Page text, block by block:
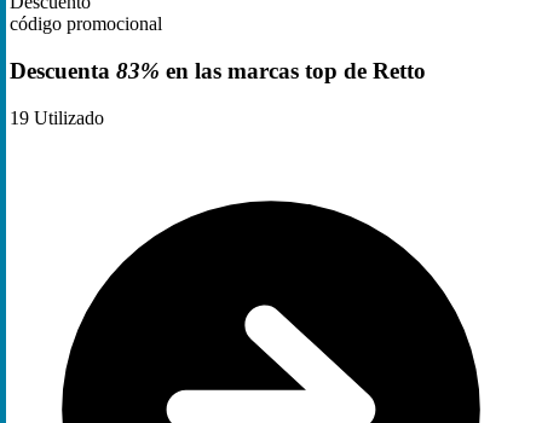
código promocional
Descuenta 83% en las marcas top de Retto
19 Utilizado